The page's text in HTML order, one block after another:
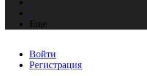
Еще
Войти
Регистрация